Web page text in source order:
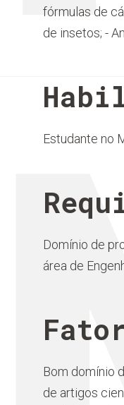
fórmulas de
de insetos; -
Estudante no
Domínio de
área de
Bom domínio
de artigos